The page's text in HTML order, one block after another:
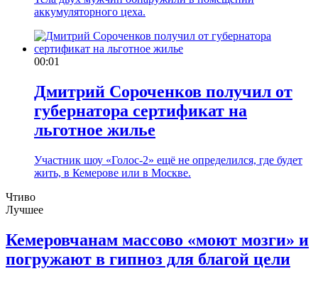
аккумуляторного цеха.
00:01
Дмитрий Сороченков получил от
губернатора сертификат на
льготное жилье
Участник шоу «Голос-2» ещё не определился, где будет
жить, в Кемерове или в Москве.
Чтиво
Лучшее
Кемеровчанам массово «моют мозги» и
погружают в гипноз для благой цели